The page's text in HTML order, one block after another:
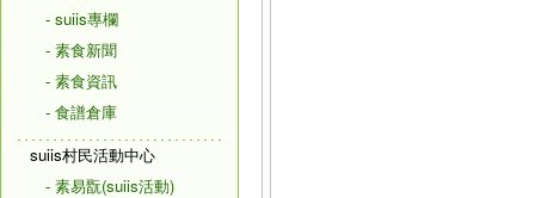
- suiis專欄
- 素食新聞
- 素食資訊
- 食譜倉庫
suiis村民活動中心
- 素易翫(suiis活動)